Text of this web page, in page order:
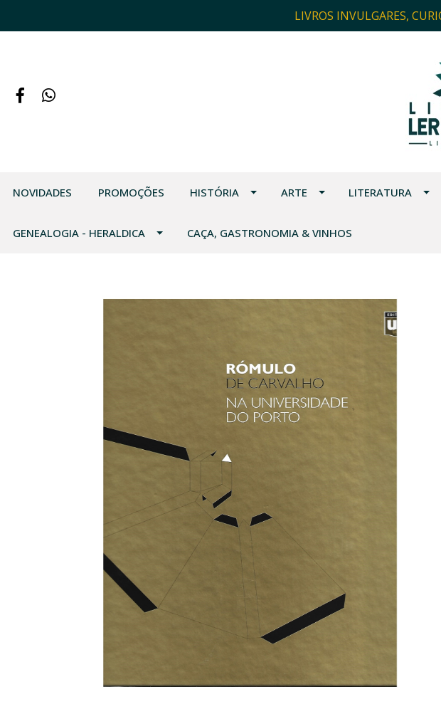
LIVROS INVULGARES,
NOVIDADES PROMOÇÕES HISTÓRIA ARTE LITERATURA
GENEALOGIA - HERALDICA CAÇA, GASTRONOMIA & VINHOS